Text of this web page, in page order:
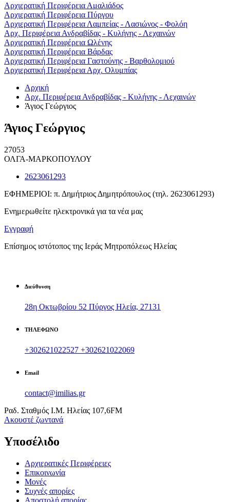
Αρχιερατική Περιφέρεια Αμαλιάδος
Αρχιερατική Περιφέρεια Πύργου
Αρχιερατική Περιφέρεια Λαμπείας - Λασιώνος - Φολόη
Αρχ. Περιφέρεια Ανδραβίδας - Κυλήνης - Λεχαινών
Αρχιερατική Περιφέρεια Ωλένης
Αρχιερατική Περιφέρεια Βάρδας
Αρχιερατική Περιφέρεια Γαστούνης - Βαρθολομιού
Αρχιερατική Περιφέρεια Αρχ. Ολυμπίας
Αρχική
Αρχ. Περιφέρεια Ανδραβίδας - Κυλήνης - Λεχαινών
Άγιος Γεώργιος
Άγιος Γεώργιος
27053
ΟΛΓΑ-ΜΑΡΚΟΠΟΥΛΟΥ
2623061293
ΕΦΗΜΕΡΙΟΙ: π. Δημήτριος Δημητρόπουλος (τηλ. 2623061293)
Ενημερωθείτε ηλεκτρονικά για τα νέα μας
Εγγραφή
Επίσημος ιστότοπος της Ιεράς Μητροπόλεως Ηλείας
Διεύθυνση
28η Οκτωβρίου 52 Πύργος Ηλεία, 27131
ΤΗΛΕΦΩΝΟ
+302621022527 +302621022069
Email
contact@imilias.gr
Ραδ. Σταθμός Ι.Μ. Ηλείας 107,6FM
Aκουστέ ζωντανά
Υποσέλιδο
Αρχιερατικές Περιφέρειες
Επικοινωνία
Μονές
Συχνές απορίες
Αποστολή απορίας